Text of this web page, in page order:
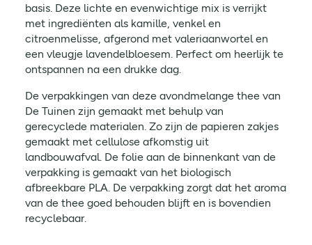
basis. Deze lichte en evenwichtige mix is verrijkt
met ingrediënten als kamille, venkel en
citroenmelisse, afgerond met valeriaanwortel en
een vleugje lavendelbloesem. Perfect om heerlijk te
ontspannen na een drukke dag.
De verpakkingen van deze avondmelange thee van
De Tuinen zijn gemaakt met behulp van
gerecyclede materialen. Zo zijn de papieren zakjes
gemaakt met cellulose afkomstig uit
landbouwafval. De folie aan de binnenkant van de
verpakking is gemaakt van het biologisch
afbreekbare PLA. De verpakking zorgt dat het aroma
van de thee goed behouden blijft en is bovendien
recyclebaar.